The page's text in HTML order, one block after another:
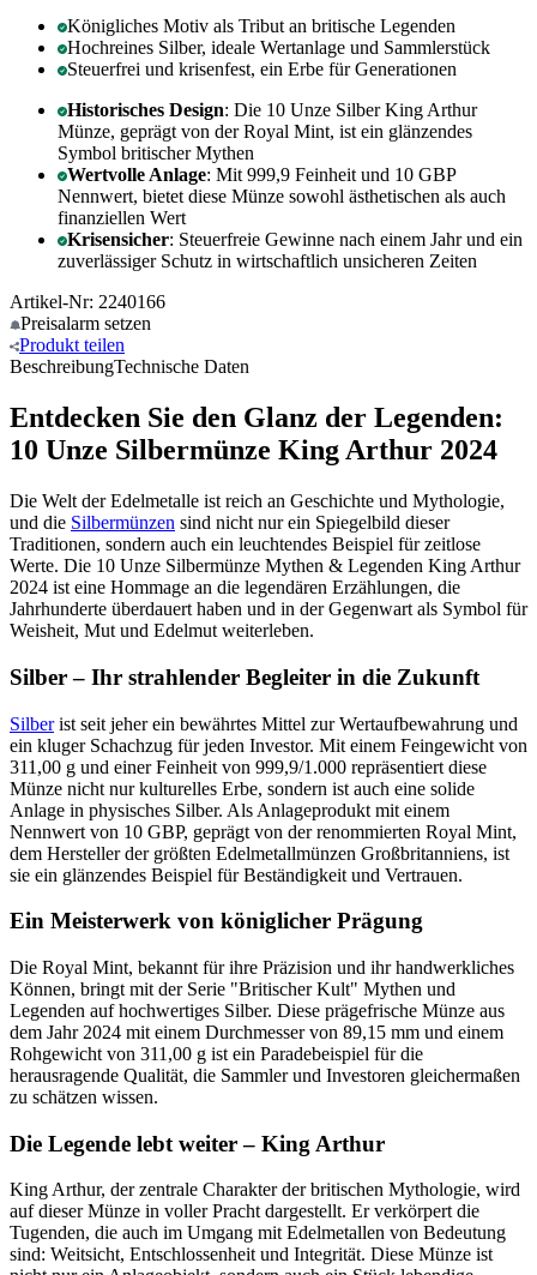
Königliches Motiv als Tribut an britische Legenden
Hochreines Silber, ideale Wertanlage und Sammlerstück
Steuerfrei und krisenfest, ein Erbe für Generationen
Historisches Design: Die 10 Unze Silber King Arthur
Münze, geprägt von der Royal Mint, ist ein glänzendes
Symbol britischer Mythen
Wertvolle Anlage: Mit 999,9 Feinheit und 10 GBP
Nennwert, bietet diese Münze sowohl ästhetischen als auch
finanziellen Wert
Krisensicher: Steuerfreie Gewinne nach einem Jahr und ein
zuverlässiger Schutz in wirtschaftlich unsicheren Zeiten
Artikel-Nr: 2240166
Preisalarm setzen
Produkt teilen
BeschreibungTechnische Daten
Entdecken Sie den Glanz der Legenden:
10 Unze Silbermünze King Arthur 2024
Die Welt der Edelmetalle ist reich an Geschichte und Mythologie,
und die Silbermünzen sind nicht nur ein Spiegelbild dieser
Traditionen, sondern auch ein leuchtendes Beispiel für zeitlose
Werte. Die 10 Unze Silbermünze Mythen & Legenden King Arthur
2024 ist eine Hommage an die legendären Erzählungen, die
Jahrhunderte überdauert haben und in der Gegenwart als Symbol für
Weisheit, Mut und Edelmut weiterleben.
Silber – Ihr strahlender Begleiter in die Zukunft
Silberist seit jeher ein bewährtes Mittel zur Wertaufbewahrung und
ein kluger Schachzug für jeden Investor. Mit einem Feingewicht von
311,00 g und einer Feinheit von 999,9/1.000 repräsentiert diese
Münze nicht nur kulturelles Erbe, sondern ist auch eine solide
Anlage in physisches Silber. Als Anlageprodukt mit einem
Nennwert von 10 GBP, geprägt von der renommierten Royal Mint,
dem Hersteller der größten Edelmetallmünzen Großbritanniens, ist
sie ein glänzendes Beispiel für Beständigkeit und Vertrauen.
Ein Meisterwerk von königlicher Prägung
Die Royal Mint, bekannt für ihre Präzision und ihr handwerkliches
Können, bringt mit der Serie "Britischer Kult" Mythen und
Legenden auf hochwertiges Silber. Diese prägefrische Münze aus
dem Jahr 2024 mit einem Durchmesser von 89,15 mm und einem
Rohgewicht von 311,00 g ist ein Paradebeispiel für die
herausragende Qualität, die Sammler und Investoren gleichermaßen
zu schätzen wissen.
Die Legende lebt weiter – King Arthur
King Arthur, der zentrale Charakter der britischen Mythologie, wird
auf dieser Münze in voller Pracht dargestellt. Er verkörpert die
Tugenden, die auch im Umgang mit Edelmetallen von Bedeutung
sind: Weitsicht, Entschlossenheit und Integrität. Diese Münze ist